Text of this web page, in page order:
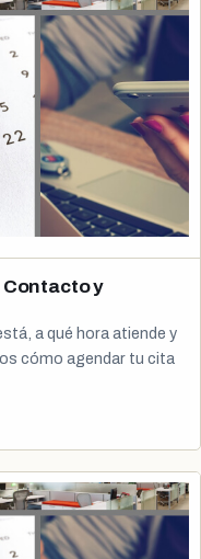
y
a qué hora atiende y
cómo agendar tu cita